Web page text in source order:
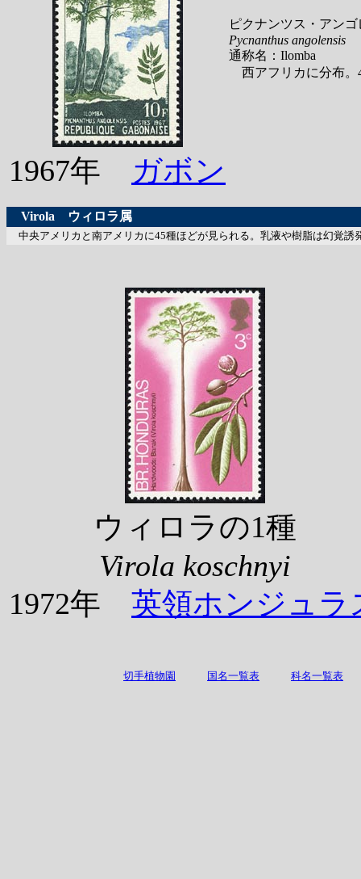
ピクナンツス・アン
Pycnanthus angolensis
通称名：Ilomba
西アフリカに分布。
1967年 ガボン
Virola ウィロラ属
中央アメリカと南アメリカに45種ほどが見られる。乳液や樹脂は幻覚誘
ウィロラの1種
Virola koschnyi
1972年 英領ホンジュラ
切手植物園 国名一覧表 科名一覧表